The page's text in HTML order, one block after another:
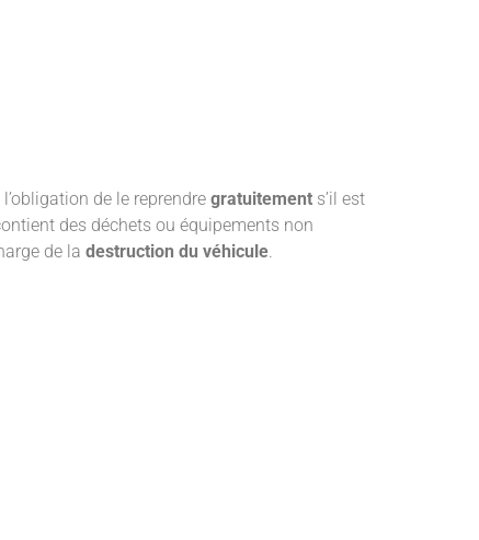
de le reprendre gratuitement s’il est
des déchets ou équipements non
de la destruction du véhicule.